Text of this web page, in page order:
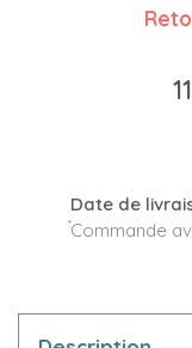
Date de
*Commande